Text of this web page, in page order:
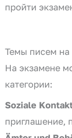
пройти
Темы писем на
На экзамене
категории:
Soziale
приглашение,